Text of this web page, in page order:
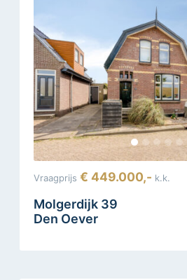
Vraagprijs € 449.000,- k.k.
Molgerdijk 39
Den Oever